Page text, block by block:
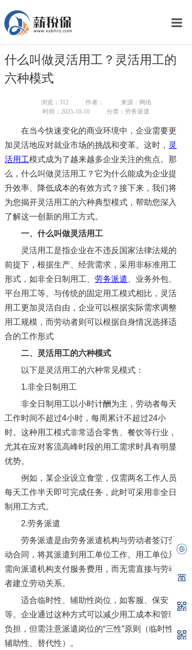
网
什么叫做灵活用工？灵活用工的
六种模式
浏览： 312 作者：
来源：网络
时间：2025-10-10
分类：劳务派遣
在当今快速变化的商业环境中，企业需要更
加灵活地应对就业市场的挑战和变革。这时， 灵
活用工模式成为了越来越多企业关注的焦点。那
么，什么叫做灵活用工？它为什么能成为企业提
升效率、降低成本的有效方式？接下来，我们将
为您揭开灵活用工的六种典型模式，帮助您深入
了解这一创新的用工方式。
一、什么叫做灵活用工
灵活用工是指企业在不违反国家法律法规的
前提下，根据生产、经营需求，采用非标准用工
形式，如非全日制用工、劳务派遣 、业务外包、
平台用工等。与传统的固定用工模式相比，灵活
用工更加灵活自由，企业可以根据实际需求调整
用工规模，而劳动者则可以根据自身情况选择适
合的工作形式
二、灵活用工的六种模式
以下是灵活用工的六种常见模式：
1.非全日制用工
非全日制用工以小时计酬为主，劳动者每天
工作时间不超过4小时，每周累计不超过24小
时。这种用工模式非常适合零售、餐饮等行业，
尤其在应对客流高峰时段的用工需求时具有明显
优势。
例如，某企业设立食堂，仅需两名工作人员
每天工作半天即可完成任务，此时可采用非全日
制用工方式。
2.劳务派遣
劳务派遣是由劳务派遣机构与劳动者签订劳
动合同，将其派遣到用工单位工作。用工单位只
需向派遣机构支付服务费用，而无需直接与劳动
者建立劳动关系。
适合临时性、辅助性岗位，如客服、保安
等。企业通过这种方式可以减少用工成本和管理
负担，但需注意派遣岗位的“三性”原则（临时性、
辅助性、替代性）。